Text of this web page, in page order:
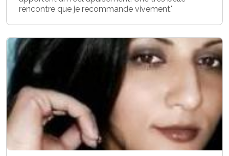
rencontre que je recommande vivement."